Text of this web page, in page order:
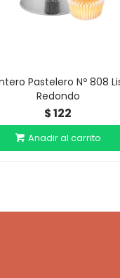
Pastelero Nº 808
Redondo
$122